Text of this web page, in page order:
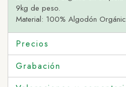
9kg de peso.
Material: 100% Algodón
Precios
Grabación